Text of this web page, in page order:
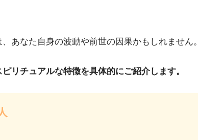
あなた自身の波動や前世の因果かもしれません。
リチュアルな特徴を具体的にご紹介します。